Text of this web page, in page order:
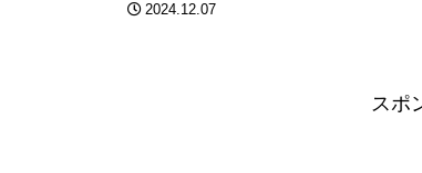
2024.12.07
スポ